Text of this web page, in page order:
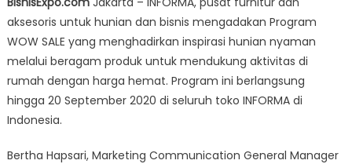
‘Wow
Sale’
Wujudkan
Inspirasi
Hunian
Nyaman
Hemat
aksesoris untuk hunian dan bisnis mengadakan Program
WOW SALE yang menghadirkan inspirasi hunian nyaman
melalui beragam produk untuk mendukung aktivitas di
rumah dengan harga hemat. Program ini berlangsung
hingga 20 September 2020 di seluruh toko INFORMA di
Indonesia.
Bertha Hapsari, Marketing Communication General Manager